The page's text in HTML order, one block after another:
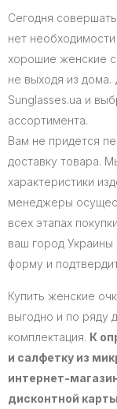
Сегодня
нет
хорошие женские
не выходя из дома.
Sunglasses.ua и
ассортимента.
Вам не придется
доставку товара.
характеристики
менеджеры
всех этапах
ваш город
форму и
Купить женские
выгодно и по ряду
комплектация. К
и салфетку из
интернет-
дисконтной